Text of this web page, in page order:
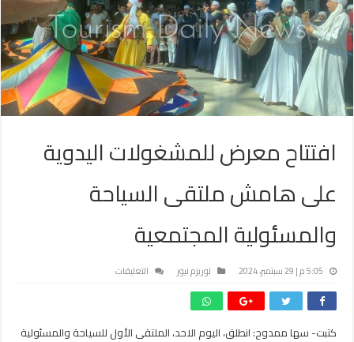
افتتاح معرض للمشغولات اليدوية
على هامش ملتقى السياحة
والمسئولية المجتمعية
5:05 م | 29 سبتمبر، 2024 توريزم نيوز التعليقات
اليدوية
كتبت- سها ممدوح: انطلق، اليوم الاحد، الملتقى الأول للسياحة والمسئولية